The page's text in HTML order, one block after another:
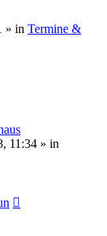
» in Termine &
11:34 » in